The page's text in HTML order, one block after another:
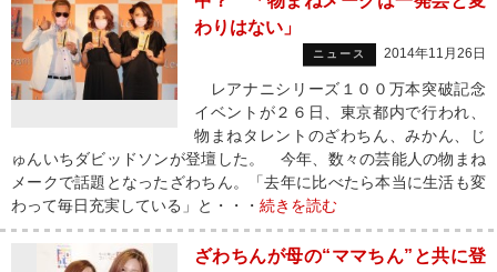
わりはない」
ニュース 2014年11月26日
レアナニシリーズ１００万本突破記念
イベントが２６日、東京都内で行われ、
物まねタレントのざわちん、みかん、じ
ゅんいちダビッドソンが登壇した。 今年、数々の芸能人の物まね
メークで話題となったざわちん。「去年に比べたら本当に生活も変
わって毎日充実している」と・・・ 続きを読む
ざわちんが母の“ママちん”と共に登